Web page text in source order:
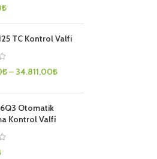
₺
TC Kontrol Valfi
₺– 34.811,00₺
Otomatik
Kontrol Valfi